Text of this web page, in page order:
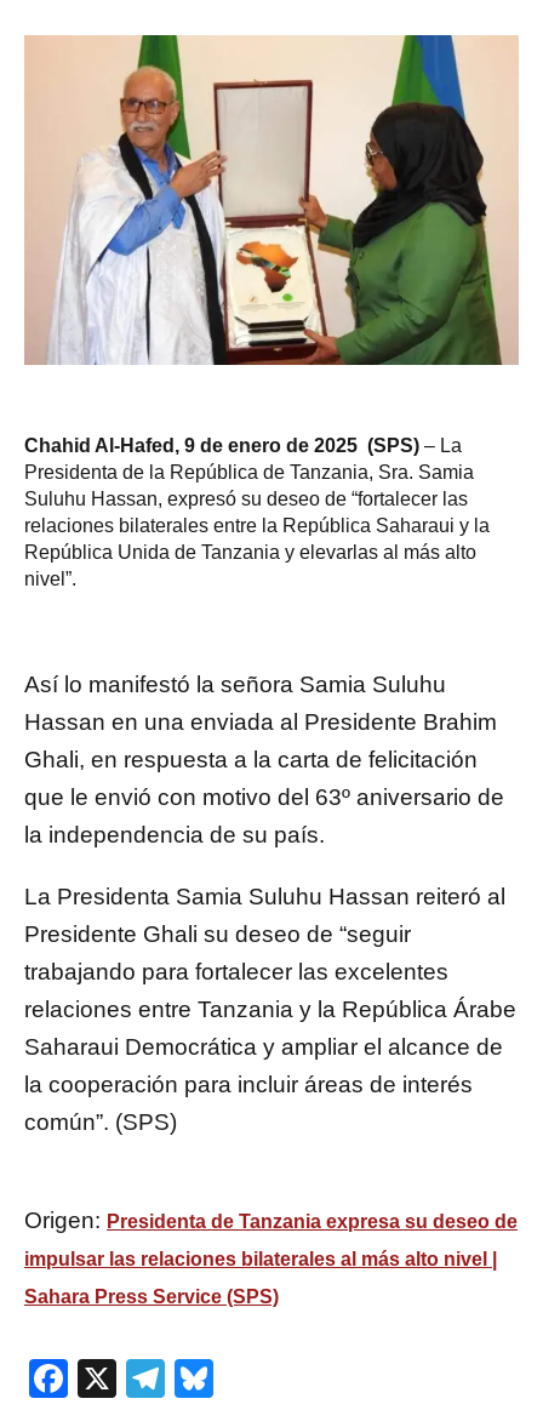
Chahid Al -Hafed, 9 de enero de 2025 (SPS) – La
Presidenta de la República de Tanzania, Sra. Samia
Suluhu Hassan, expresó su deseo de “fortalecer las
relaciones bilaterales entre la República Saharaui y la
República Unida de Tanzania y elevarlas al más alto
nivel”.
Así lo manifestó la señora Samia Suluhu
Hassan en una enviada al Presidente Brahim
Ghali, en respuesta a la carta de felicitación
que le envió con motivo del 63º aniversario de
la independencia de su país.
La Presidenta Samia Suluhu Hassan reiteró al
Presidente Ghali su deseo de “seguir
trabajando para fortalecer las excelentes
relaciones entre Tanzania y la República Árabe
Saharaui Democrática y ampliar el alcance de
la cooperación para incluir áreas de interés
común”. (SPS)
Origen: Presidenta de Tanzania expresa su deseo de
impulsar las relaciones bilaterales al más alto nivel |
Sahara Press Service (SPS)
Facebook
X Telegram